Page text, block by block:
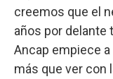
creemos que el
años por delante
Ancap empiece
más que ver con